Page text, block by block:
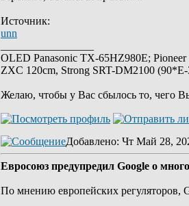
Источник:
unn
OLED Panasonic TX-65HZ980E;
ZXC 120cm, Strong SRT-DM2100
Желаю, чтобы у Вас сбылось то, чего
Добавлено: Чт Май 28,
Евросоюз предупредил Google о
По мнению европейских регуляторов,